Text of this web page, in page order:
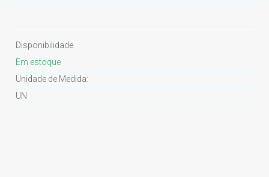
Disponibilidade
Em estoque
Unidade de Medida:
UN